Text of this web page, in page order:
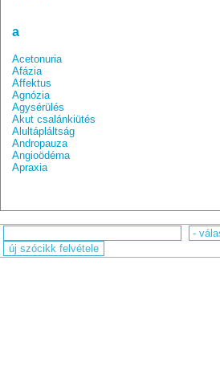
a
Acetonuria
Afázia
Affektus
Agnózia
Agysérülés
Akut csalánkiütés
Alultápláltság
Andropauza
Angioödéma
Apraxia